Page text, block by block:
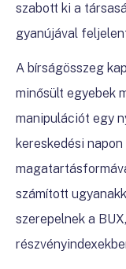
szabott ki a
gyanújával
A bírságösszeg
minősült egyebek
manipulációt egy
kereskedési
számított
szerepelnek a